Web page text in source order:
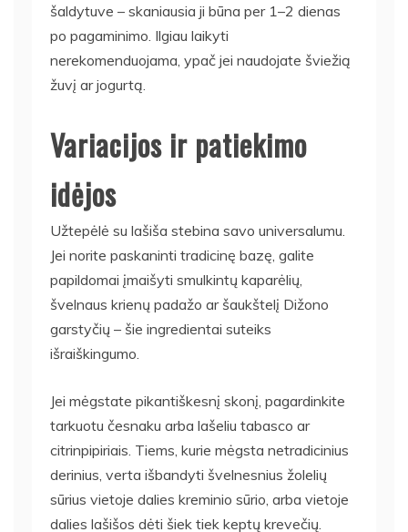
šaldytuve – skaniausia ji būna per 1–2 dienas
po pagaminimo. Ilgiau laikyti
nerekomenduojama, ypač jei naudojate šviežią
žuvį ar jogurtą.
Variacijos ir patiekimo
idėjos
Užtepėlė su lašiša stebina savo universalumu.
Jei norite paskaninti tradicinę bazę, galite
papildomai įmaišyti smulkintų kaparėlių,
švelnaus krienų padažo ar šaukštelį Dižono
garstyčių – šie ingredientai suteiks
išraiškingumo.
Jei mėgstate pikantiškesnį skonį, pagardinkite
tarkuotu česnaku arba lašeliu tabasco ar
citrinpipiriais. Tiems, kurie mėgsta netradicinius
derinius, verta išbandyti švelnesnius žolelių
sūrius vietoje dalies kreminio sūrio, arba vietoje
dalies lašišos dėti šiek tiek keptų krevečių.